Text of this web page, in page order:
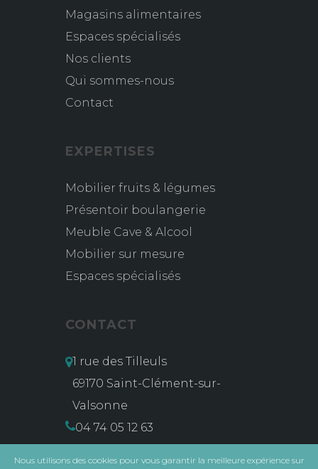
Magasins alimentaires
Espaces spécialisés
Nos clients
Qui sommes-nous
Contact
EXPERTISES
Mobilier fruits & légumes
Présentoir boulangerie
Meuble Cave & Alcool
Mobilier sur mesure
Espaces spécialisés
CONTACT
1 rue des Tilleuls
69170 Saint-Clément-sur-
Valsonne
04 74 05 12 63
Nous utilisons des cookies pour vous garantir la meilleure expérience sur